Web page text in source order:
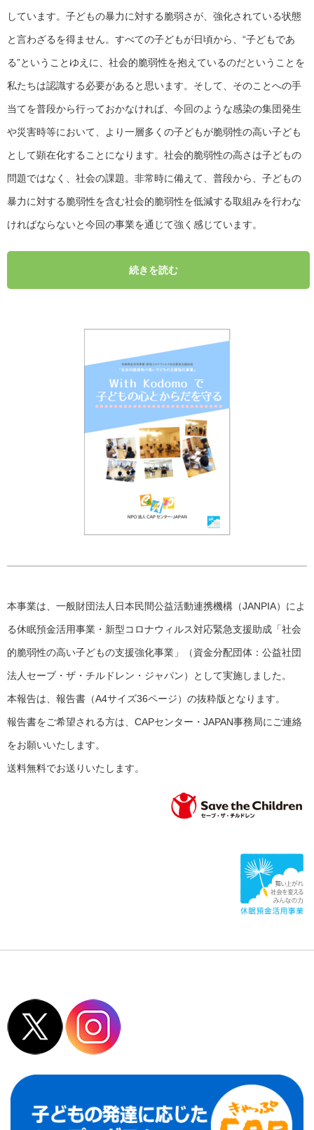
しています。子どもの暴力に対する脆弱さが、強化されている状態
と言わざるを得ません。すべての子どもが日頃から、“子どもであ
る”ということゆえに、社会的脆弱性を抱えているのだということを
私たちは認識する必要があると思います。そして、そのことへの手
当てを普段から行っておかなければ、今回のような感染の集団発生
や災害時等において、より一層多くの子どもが脆弱性の高い子ども
として顕在化することになります。社会的脆弱性の高さは子どもの
問題ではなく、社会の課題。非常時に備えて、普段から、子どもの
暴力に対する脆弱性を含む社会的脆弱性を低減する取組みを行わな
ければならないと今回の事業を通じて強く感じています。
本事業は、一般財団法人日本民間公益活動連携機構（JANPIA）によ
る休眠預金活用事業・新型コロナウィルス対応緊急支援助成「社会
的脆弱性の高い子どもの支援強化事業」（資金分配団体：公益社団
法人セーブ・ザ・チルドレン・ジャパン）として実施しました。
本報告は、報告書（A4サイズ36ページ）の抜粋版となります。
報告書をご希望される方は、CAPセンター・JAPAN事務局にご連絡
をお願いいたします。
送料無料でお送りいたします。